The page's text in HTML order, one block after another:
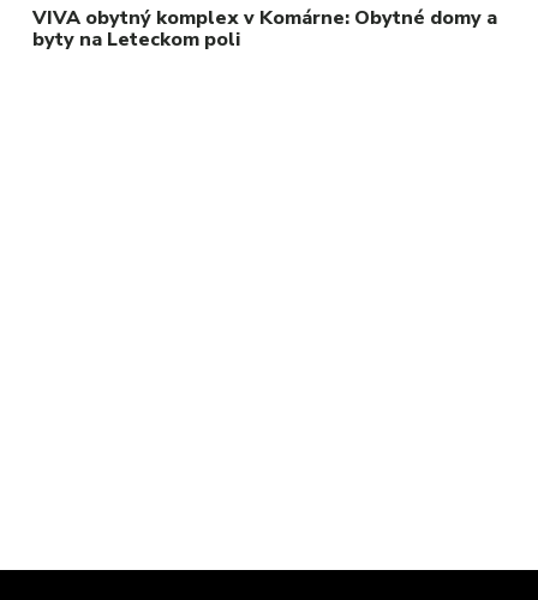
VIVA obytný komplex v Komárne: Obytné domy a
byty na Leteckom poli